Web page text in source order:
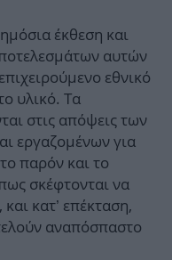
έκθεση και
αυτών
εθνικό
υλικό. Τα
στις απόψεις των
εργαζομένων για
παρόν και το
σκέφτονται να
κατ’ επέκταση,
αναπόσπαστο